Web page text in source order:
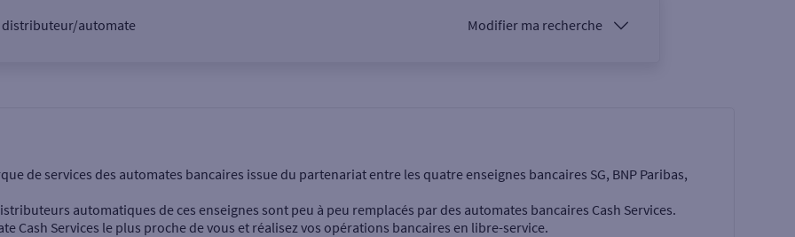
distributeur/automate Modifier ma recherche
de services des automates bancaires issue du partenariat entre les quatre enseignes bancaires SG, BNP Paribas,
automatiques de ces enseignes sont peu à peu remplacés par des automates bancaires Cash Services.
Cash Services le plus proche de vous et réalisez vos opérations bancaires en libre-service.